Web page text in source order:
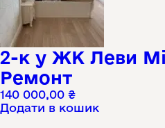
2-к у ЖК Леви
Ремонт
140 000,00 ₴
Додати в кошик